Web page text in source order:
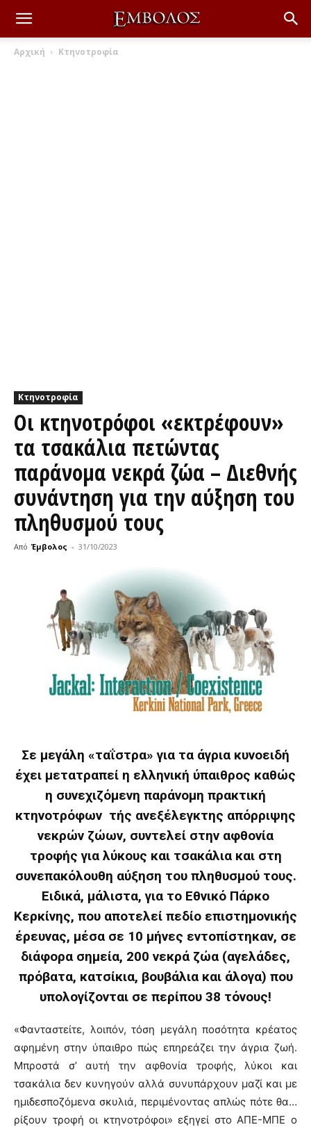
Αρχική Κτηνοτροφία
Κτηνοτροφία
Οι κτηνοτρόφοι «εκτρέφουν»
τα τσακάλια πετώντας
παράνομα νεκρά ζώα – Διεθνής
συνάντηση για την αύξηση του
πληθυσμού τους
Από Έμβολος - 31/10/2023
Σε μεγάλη «ταΐστρα» για τα άγρια κυνοειδή
έχει μετατραπεί η ελληνική ύπαιθρος καθώς
η συνεχιζόμενη παράνομη πρακτική
κτηνοτρόφων τής ανεξέλεγκτης απόρριψης
νεκρών ζώων, συντελεί στην αφθονία
τροφής για λύκους και τσακάλια και στη
συνεπακόλουθη αύξηση του πληθυσμού τους.
Ειδικά, μάλιστα, για το Εθνικό Πάρκο
Κερκίνης, που αποτελεί πεδίο επιστημονικής
έρευνας, μέσα σε 10 μήνες εντοπίστηκαν, σε
διάφορα σημεία, 200 νεκρά ζώα (αγελάδες,
πρόβατα, κατσίκια, βουβάλια και άλογα) που
υπολογίζονται σε περίπου 38 τόνους!
«Φανταστείτε, λοιπόν, τόση μεγάλη ποσότητα κρέατος
αφημένη στην ύπαιθρο πώς επηρεάζει την άγρια ζωή.
Μπροστά σ’ αυτή την αφθονία τροφής, λύκοι και
τσακάλια δεν κυνηγούν αλλά συνυπάρχουν μαζί και με
ημιδεσποζόμενα σκυλιά, περιμένοντας απλώς πότε θα…
ρίξουν τροφή οι κτηνοτρόφοι» εξηγεί στο ΑΠΕ-ΜΠΕ ο